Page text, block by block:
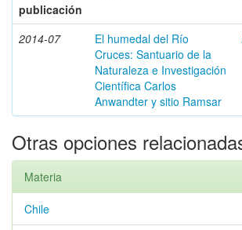
publicación
2014-07
El humedal del Río
Cruces: Santuario de la
Naturaleza e Investigación
Científica Carlos
Anwandter y sitio Ramsar
Otras opciones
Materia
Chile